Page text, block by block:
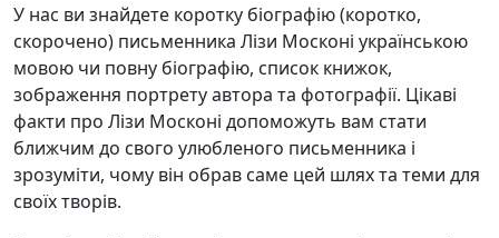
У нас ви знайдете коротку біографію (коротко,
скорочено) письменника Лізи Москоні українською
мовою чи повну біографію, список книжок,
зображення портрету автора та фотографії. Цікаві
факти про Лізи Москоні допоможуть вам стати
ближчим до свого улюбленого письменника і
зрозуміти, чому він обрав саме цей шлях та теми для
своїх творів.